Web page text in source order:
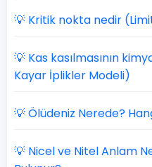
💡 Kritik nokta nedir
💡 Kas kasılmasının
Kayar İplikler Modeli)
💡 Ölüdeniz Nerede?
💡 Nicel ve Nitel Anlam